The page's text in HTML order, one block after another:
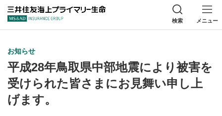
三井住友海上プ
検索 メニュー
お知らせ
平成28年鳥取県中部地震により被害を
受けられた皆さまにお見舞い申し上
げます。